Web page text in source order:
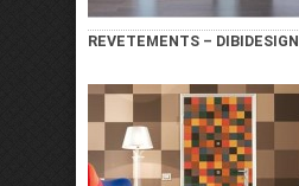
REVETEMENTS – DIBIDESIGN